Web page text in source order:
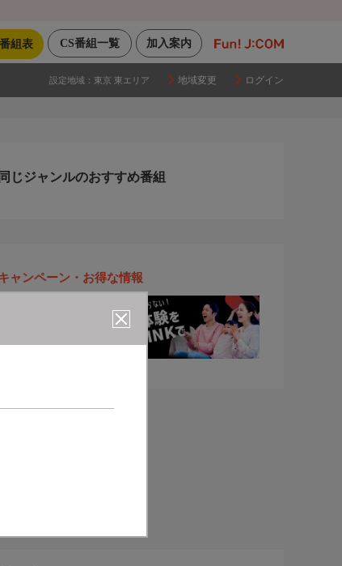
加入案内
CS番組一覧
番組表
設定地域： 東京 東エリア 地域変更 ログイン
同じジャンルのおすすめ番組
ャンペーン・お得な情報